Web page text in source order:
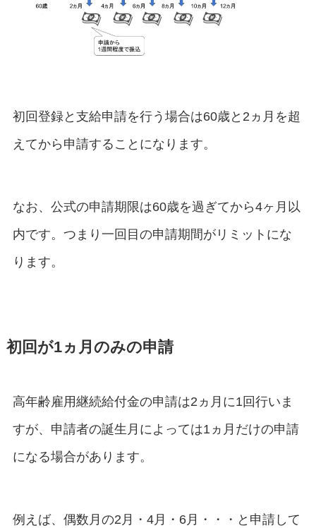
初回登録と支給申請を行う場合は60歳と2ヵ月を超
えてから申請することになります。
なお、公式の申請期限は60歳を過ぎてから4ヶ月以
内です。つまり一回目の申請期間がリミットにな
ります。
初回が1ヵ月のみの申請
高年齢雇用継続給付金の申請は2ヵ月に1回行いま
すが、申請者の誕生月によっては1ヵ月だけの申請
になる場合があります。
例えば、偶数月の2月・4月・6月・・・と申請して